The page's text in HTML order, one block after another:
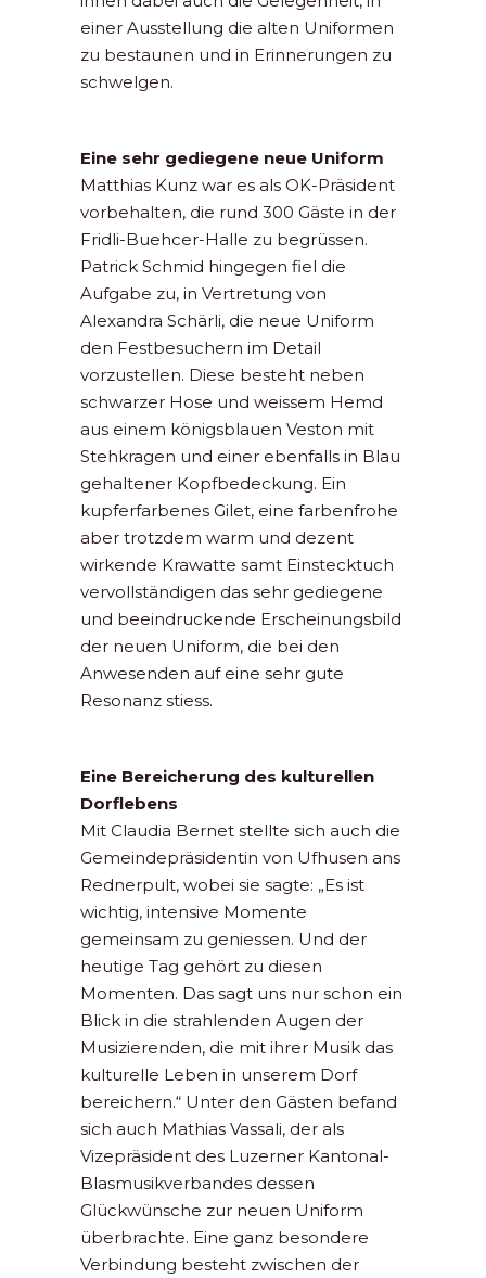
einer Ausstellung die alten Uniformen
zu bestaunen und in Erinnerungen zu
schwelgen.
Eine sehr gediegene neue Uniform
Matthias Kunz war es als OK-Präsident
vorbehalten, die rund 300 Gäste in der
Fridli-Buehcer-Halle zu begrüssen.
Patrick Schmid hingegen fiel die
Aufgabe zu, in Vertretung von
Alexandra Schärli, die neue Uniform
den Festbesuchern im Detail
vorzustellen. Diese besteht neben
schwarzer Hose und weissem Hemd
aus einem königsblauen Veston mit
Stehkragen und einer ebenfalls in Blau
gehaltener Kopfbedeckung. Ein
kupferfarbenes Gilet, eine farbenfrohe
aber trotzdem warm und dezent
wirkende Krawatte samt Einstecktuch
vervollständigen das sehr gediegene
und beeindruckende Erscheinungsbild
der neuen Uniform, die bei den
Anwesenden auf eine sehr gute
Resonanz stiess.
Eine Bereicherung des kulturellen
Dorflebens
Mit Claudia Bernet stellte sich auch die
Gemeindepräsidentin von Ufhusen ans
Rednerpult, wobei sie sagte: „Es ist
wichtig, intensive Momente
gemeinsam zu geniessen. Und der
heutige Tag gehört zu diesen
Momenten. Das sagt uns nur schon ein
Blick in die strahlenden Augen der
Musizierenden, die mit ihrer Musik das
kulturelle Leben in unserem Dorf
bereichern.“ Unter den Gästen befand
sich auch Mathias Vassali, der als
Vizepräsident des Luzerner Kantonal-
Blasmusikverbandes dessen
Glückwünsche zur neuen Uniform
überbrachte. Eine ganz besondere
Verbindung besteht zwischen der